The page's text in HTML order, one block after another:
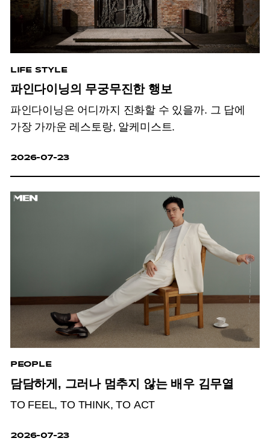
LIFE STYLE
파인다이닝의 무궁무진한 행보
파인다이닝은 어디까지 진화할 수 있을까. 그 답에
가장 가까운 레스토랑, 알케미스트.
2026-07-23
PEOPLE
담담하게, 그러나 멈추지 않는 배우 김무열
TO FEEL, TO THINK, TO ACT
2026-07-23